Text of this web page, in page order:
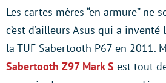
Les cartes mères “en armure” ne
c’est d’ailleurs Asus qui a
la TUF Sabertooth P67 en 2011.
Sabertooth Z97 Mark S est tout